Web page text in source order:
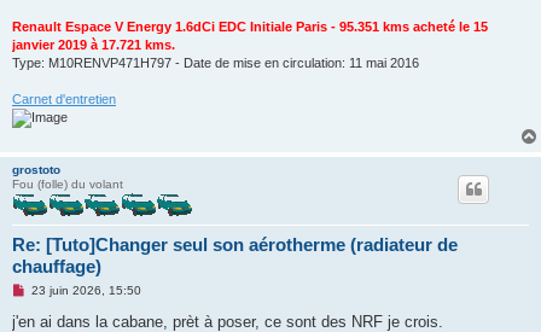
Renault Espace V Energy 1.6dCi EDC Initiale Paris - 95.351 kms acheté le 15
janvier 2019 à 17.721 kms.
Type: M10RENVP471H797 - Date de mise en circulation: 11 mai 2016
Carnet d'entretien
grostoto
Fou (folle) du volant
Re: [Tuto]Changer seul son aérotherme (radiateur de
chauffage)
M
s
23 juin 2026, 15:50
j'en ai dans la cabane, prèt à poser, ce sont des NRF je crois.